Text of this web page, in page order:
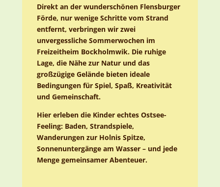
Direkt an der wunderschönen Flensburger
Förde, nur wenige Schritte vom Strand
entfernt, verbringen wir zwei
unvergessliche Sommerwochen im
Freizeitheim Bockholmwik. Die ruhige
Lage, die Nähe zur Natur und das
großzügige Gelände bieten ideale
Bedingungen für Spiel, Spaß, Kreativität
und Gemeinschaft.
Hier erleben die Kinder echtes Ostsee-
Feeling: Baden, Strandspiele,
Wanderungen zur Holnis Spitze,
Sonnenuntergänge am Wasser – und jede
Menge gemeinsamer Abenteuer.